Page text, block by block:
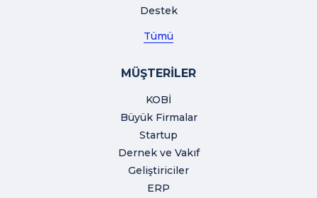
Destek
Tümü
MÜŞTERİLER
KOBİ
Büyük Firmalar
Startup
Dernek ve Vakıf
Geliştiriciler
ERP